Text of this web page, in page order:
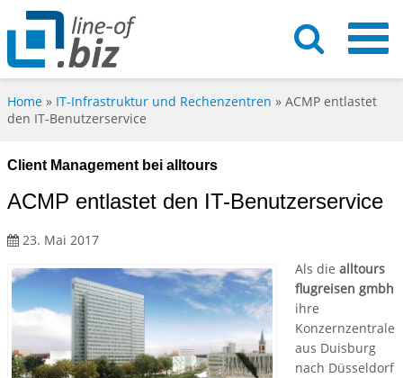
Home » IT-Infrastruktur und Rechenzentren » ACMP entlastet
den IT-Benutzerservice
Client Management bei alltours
ACMP entlastet den IT-Benutzerservice
23. Mai 2017
Als die alltours
flugreisen gmbh
ihre
Konzernzentrale
aus Duisburg
nach Düsseldorf